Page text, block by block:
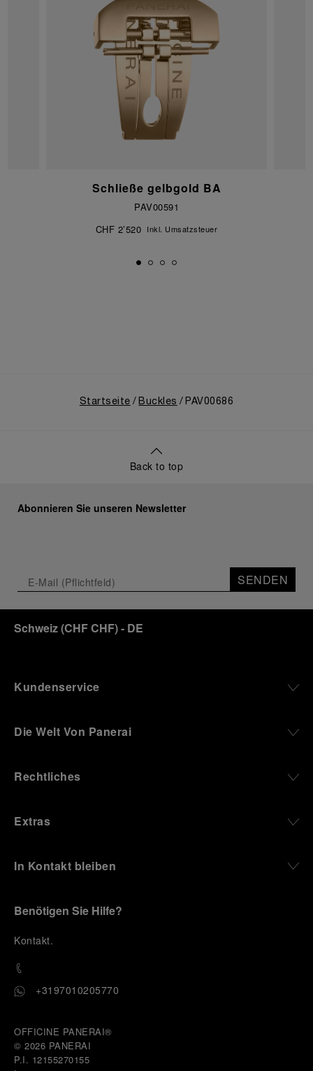
Schließe gelbgold BA
PAV00591
CHF 2’520 Inkl. Umsatzsteuer
Startseite Buckles PAV00686
Back to top
Abonnieren Sie unseren Newsletter
SENDEN
Schweiz(CHF CHF)- DE
Kundenservice
Die Welt Von Panerai
Rechtliches
Extras
In Kontakt bleiben
Benötigen Sie Hilfe?
Kontakt.
+3197010205770
OFFICINE PANERAI®
© 2026 PANERAI
P.I. 12155270155